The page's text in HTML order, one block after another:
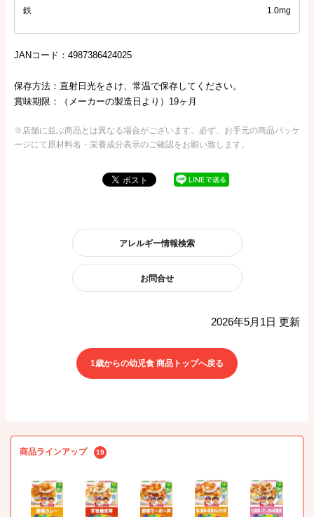
鉄 1.0mg
JANコード：4987386424025
保存方法：直射日光をさけ、常温で保存してください。
賞味期限：（メーカーの製造日より）19ヶ月
※店舗に並ぶ商品とは異なる場合がございます。必ず、お手元の商品パッケ
ージにて原材料名・栄養成分表示のご確認をお願い致します。
アレルギー情報検索
お問合せ
2026年5月1日 更新
1歳からの幼児食 商品トップへ戻る
商品ラインアップ 19